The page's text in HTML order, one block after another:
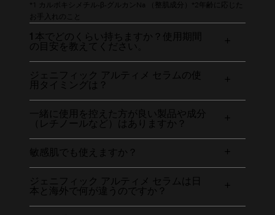
*1 カルボキシメチル-β-グルカンNa （整肌成分）*2年齢に応じた
お手入れのこと
1本でどのくらい持ちますか？使用期間
の目安を教えてください。
ジェニフィック アルティメ セラムの使
用タイミングは？
一緒に使用を控えた方が良い製品や成分
（レチノールなど）はありますか？
敏感肌でも使えますか？
ジェニフィック アルティメ セラムは日
本と海外で何が違うのですか？